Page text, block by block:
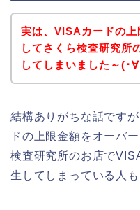
実は、VISAカードの上
してさくら検査研究所
してしまいました～(･
結構ありがちな話です
ドの上限金額をオーバ
検査研究所のお店で
生してしまっている人